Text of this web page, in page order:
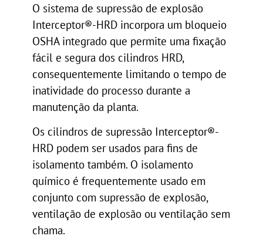
O sistema de supressão de explosão
Interceptor®-HRD incorpora um bloqueio
OSHA integrado que permite uma fixação
fácil e segura dos cilindros HRD,
consequentemente limitando o tempo de
inatividade do processo durante a
manutenção da planta.
Os cilindros de supressão Interceptor®-
HRD podem ser usados ​​para fins de
isolamento também. O isolamento
químico é frequentemente usado em
conjunto com supressão de explosão,
ventilação de explosão ou ventilação sem
chama.